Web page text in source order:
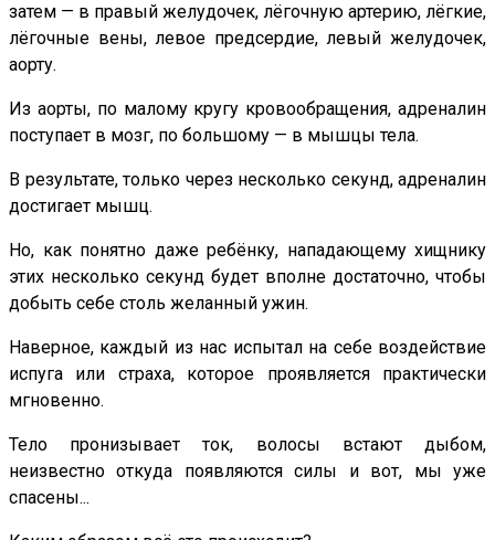
затем — в правый желудочек, лёгочную артерию, лёгкие,
лёгочные вены, левое предсердие, левый желудочек,
аорту.
Из аорты, по малому кругу кровообращения, адреналин
поступает в мозг, по большому — в мышцы тела.
В результате, только через несколько секунд, адреналин
достигает мышц.
Но, как понятно даже ребёнку, нападающему хищнику
этих несколько секунд будет вполне достаточно, чтобы
добыть себе столь желанный ужин.
Наверное, каждый из нас испытал на себе воздействие
испуга или страха, которое проявляется практически
мгновенно.
Тело пронизывает ток, волосы встают дыбом,
неизвестно откуда появляются силы и вот, мы уже
спасены...